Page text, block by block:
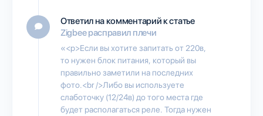
Ответил на комментарий к статье
Zigbee расправил плечи
«<p>Если вы хотите запитать от 220в,
то нужен блок питания, который вы
правильно заметили на последних
фото.<br />Либо вы используете
слаботочку (12/24в) до того места где
будет располагаться реле. Тогда нужен